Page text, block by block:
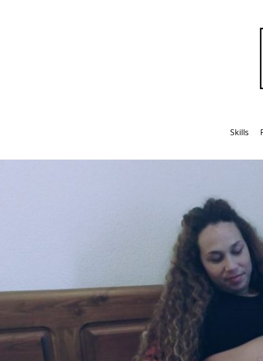
Skills